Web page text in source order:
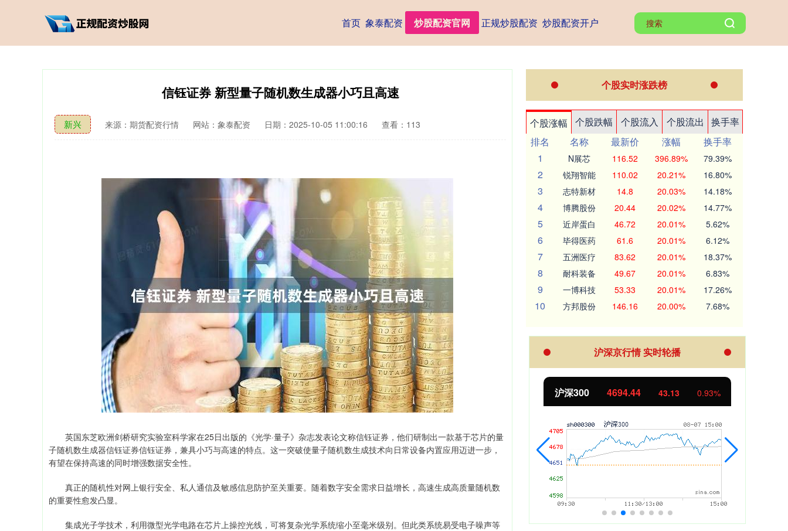
首页 象泰配资 炒股配资官网 正规炒股配资 炒股配资开户
信钰证券 新型量子随机数生成器小巧且高速
新兴 来源：期货配资行情 网站：象泰配资 日期：2025-10-05 11:00:16 查看：113
英国东芝欧洲剑桥研究实验室科学家在25日出版的《光学·量子》杂志发表论文称信钰证券，他们研制出一款基于芯片的量
子随机数生成器信钰证券信钰证券，兼具小巧与高速的特点。这一突破使量子随机数生成技术向日常设备内置应用迈进一步，
有望在保持高速的同时增强数据安全性。
真正的随机性对网上银行安全、私人通信及敏感信息防护至关重要。随着数字安全需求日益增长，高速生成高质量随机数
的重要性愈发凸显。
集成光子学技术，利用微型光学电路在芯片上操控光线，可将复杂光学系统缩小至毫米级别。但此类系统易受电子噪声等
个股实时涨跌榜
个股涨幅 个股跌幅 个股流入 个股流出
换手率
排名
名称 最新价 涨幅
换手率
1
N展芯 116.52 396.89% 79.39%
2 锐翔智能 110.02 20.21% 16.80%
3 志特新材 14.8 20.03% 14.18%
4 博腾股份 20.44 20.02% 14.77%
5 近岸蛋白 46.72 20.01% 5.62%
6 毕得医药 61.6 20.01% 6.12%
7 五洲医疗 83.62 20.01% 18.37%
8 耐科装备 49.67 20.01% 6.83%
9 一博科技 53.33 20.01% 17.26%
10 方邦股份 146.16 20.00% 7.68%
沪深京行情 实时轮播
3940.04 39.68 1.02% 深证成指 14311.01 200.89 沪深300 4694.44 43.13 0.93%